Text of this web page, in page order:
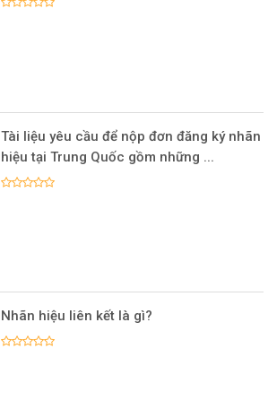
Tài liệu yêu cầu để nộp đơn đăng ký nhãn
hiệu tại Trung Quốc gồm những ...
Nhãn hiệu liên kết là gì?